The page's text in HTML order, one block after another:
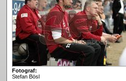
Fotograf:
Stefan Bösl